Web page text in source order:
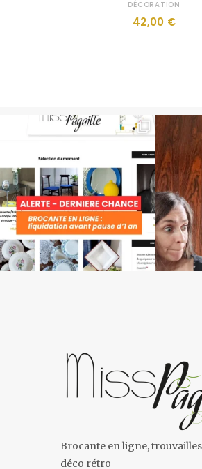
DÉCORATION
42,00 €
Brocante en ligne,
déco rétro